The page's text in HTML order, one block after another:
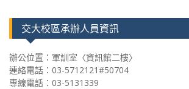
交大校區承辦人員資訊
辦公位置：軍訓室〈資訊館二樓〉
連絡電話：03-5712121#50704
專線電話：03-5131339